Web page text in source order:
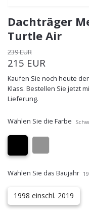
Dachträger
Turtle Air
239 EUR
215 EUR
Kaufen Sie noch heute
Klass. Bestellen Sie jetzt
Lieferung.
Wählen Sie die Farbe
Wählen Sie das Baujahr
1998 einschl. 2019